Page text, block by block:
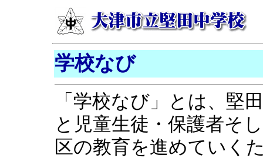
学校なび
「学校なび」とは、堅
と児童生徒・保護者そ
区の教育を進めていく